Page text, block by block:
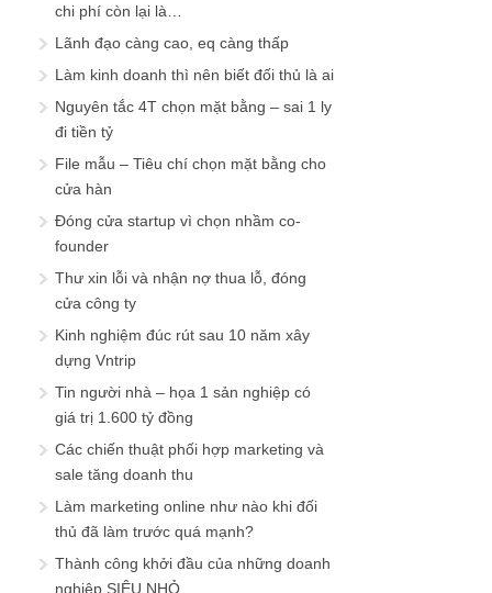
chi phí còn lại là…
Lãnh đạo càng cao, eq càng thấp
Làm kinh doanh thì nên biết đối thủ là ai
Nguyên tắc 4T chọn mặt bằng – sai 1 ly
đi tiền tỷ
File mẫu – Tiêu chí chọn mặt bằng cho
cửa hàn
Đóng cửa startup vì chọn nhầm co-
founder
Thư xin lỗi và nhận nợ thua lỗ, đóng
cửa công ty
Kinh nghiệm đúc rút sau 10 năm xây
dựng Vntrip
Tin người nhà – họa 1 sản nghiệp có
giá trị 1.600 tỷ đồng
Các chiến thuật phối hợp marketing và
sale tăng doanh thu
Làm marketing online như nào khi đối
thủ đã làm trước quá mạnh?
Thành công khởi đầu của những doanh
nghiệp SIÊU NHỎ